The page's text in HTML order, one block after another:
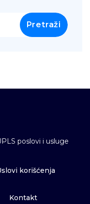
poslovi i usluge
korišćenja
Kontakt